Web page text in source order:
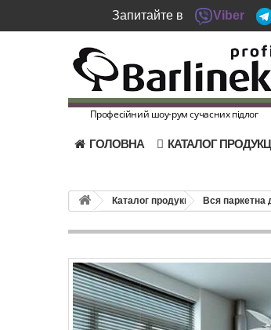
Запитайте в Viber
Професійний шоу-рум сучасних підлог
ГОЛОВНА КАТАЛОГ
Каталог продукції Вся паркетна